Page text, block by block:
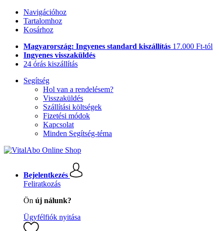
Navigációhoz
Tartalomhoz
Kosárhoz
Magyarország: Ingyenes standard kiszállítás 17.000 Ft-tól
Ingyenes visszaküldés
24 órás kiszállítás
Segítség
Hol van a rendelésem?
Visszaküldés
Szállítási költségek
Fizetési módok
Kapcsolat
Minden Segítség-téma
Bejelentkezés
Feliratkozás
Ön új nálunk?
Ügyfélfiók nyitása